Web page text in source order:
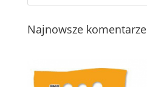
Najnowsze komentarze